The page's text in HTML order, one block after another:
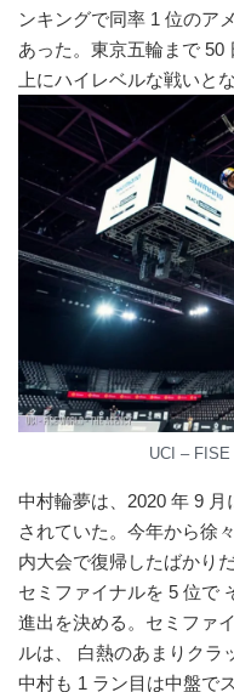
ンキングで同率 1 位のア
あった。東京五輪まで 50
上にハイレベルな戦いと
UCI –
中村輪夢は、2020 年 9 ⽉
されていた。今年から徐
内⼤会で復帰したばかり
セミファイナルを 5 位で
進出を決める。セミファ
ルは、 ⽩熱のあまりクラ
中村も 1 ラン⽬は中盤で